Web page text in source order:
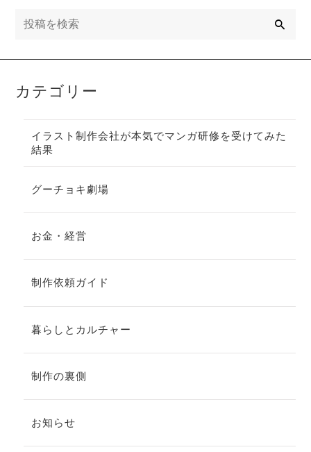
カテゴリー
イラスト制作会社が本気でマンガ研修を受けてみた
結果
グーチョキ劇場
お金・経営
制作依頼ガイド
暮らしとカルチャー
制作の裏側
お知らせ